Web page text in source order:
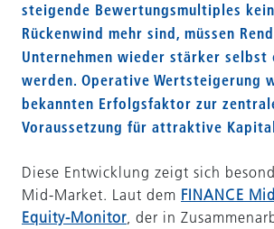
steigende Bewertungsmultiples
Rückenwind mehr sind, müssen
Unternehmen wieder stärker
werden. Operative Wertsteigerung
bekannten Erfolgsfaktor zur
Voraussetzung für attraktive
Diese Entwicklung zeigt sich
Mid-Market. Laut dem FINANCE
Equity-Monitor, der in